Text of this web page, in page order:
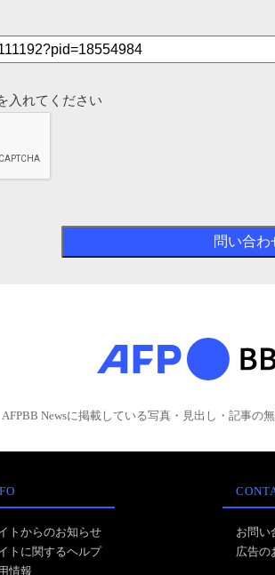
入れてください
AFPBB Newsに掲載している写真・見出し・記事の
トからのお知らせ
トに関するヘルプ
情報
お問い
広告の